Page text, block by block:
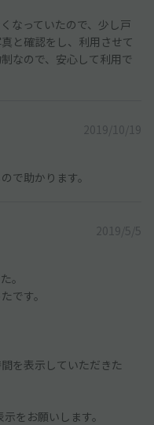
なっていたので、少し戸
と確認をし、利用させて
なので、安心して利用で
2019/10/19
で助かります。
2019/5/5
。
です。
を表示していただきた
をお願いします。